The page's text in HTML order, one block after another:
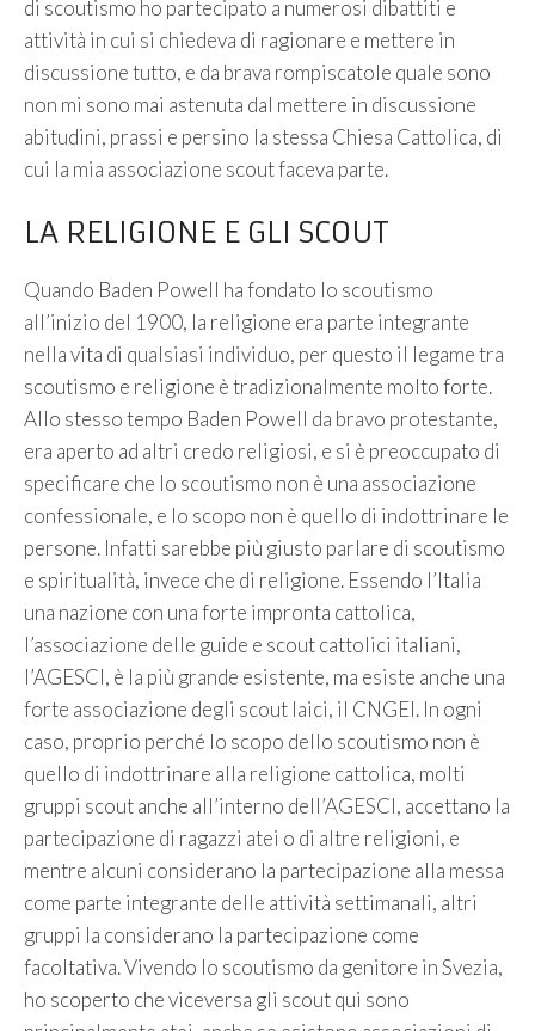
di scoutismo ho partecipato a numerosi dibattiti e
attività in cui si chiedeva di ragionare e mettere in
discussione tutto, e da brava rompiscatole quale sono
non mi sono mai astenuta dal mettere in discussione
abitudini, prassi e persino la stessa Chiesa Cattolica, di
cui la mia associazione scout faceva parte.
LA RELIGIONE E GLI SCOUT
Quando Baden Powell ha fondato lo scoutismo
all’inizio del 1900, la religione era parte integrante
nella vita di qualsiasi individuo, per questo il legame tra
scoutismo e religione è tradizionalmente molto forte.
Allo stesso tempo Baden Powell da bravo protestante,
era aperto ad altri credo religiosi, e si è preoccupato di
specificare che lo scoutismo non è una associazione
confessionale, e lo scopo non è quello di indottrinare le
persone. Infatti sarebbe più giusto parlare di scoutismo
e spiritualità, invece che di religione. Essendo l’Italia
una nazione con una forte impronta cattolica,
l’associazione delle guide e scout cattolici italiani,
l’AGESCI, è la più grande esistente, ma esiste anche una
forte associazione degli scout laici, il CNGEI. In ogni
caso, proprio perché lo scopo dello scoutismo non è
quello di indottrinare alla religione cattolica, molti
gruppi scout anche all’interno dell’AGESCI, accettano la
partecipazione di ragazzi atei o di altre religioni, e
mentre alcuni considerano la partecipazione alla messa
come parte integrante delle attività settimanali, altri
gruppi la considerano la partecipazione come
facoltativa. Vivendo lo scoutismo da genitore in Svezia,
ho scoperto che viceversa gli scout qui sono